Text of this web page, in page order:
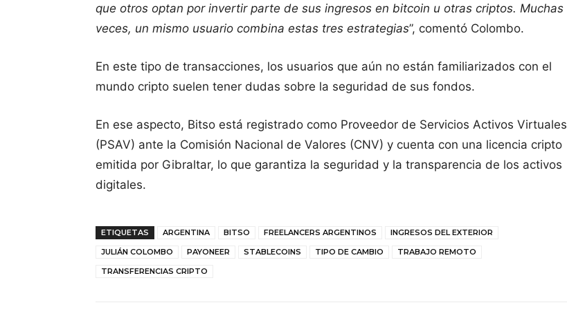
que otros optan por invertir parte de sus ingresos en bitcoin u otras criptos. Muchas
veces, un mismo usuario combina estas tres estrategias”, comentó Colombo.
En este tipo de transacciones, los usuarios que aún no están familiarizados con el
mundo cripto suelen tener dudas sobre la seguridad de sus fondos.
En ese aspecto, Bitso está registrado como Proveedor de Servicios Activos Virtuales
(PSAV) ante la Comisión Nacional de Valores (CNV) y cuenta con una licencia cripto
emitida por Gibraltar, lo que garantiza la seguridad y la transparencia de los activos
digitales.
ETIQUETAS ARGENTINA BITSO FREELANCERS ARGENTINOS
INGRESOS DEL EXTERIOR
JULIÁN COLOMBO
PAYONEER STABLECOINS TIPO DE CAMBIO
TRABAJO REMOTO
TRANSFERENCIAS CRIPTO